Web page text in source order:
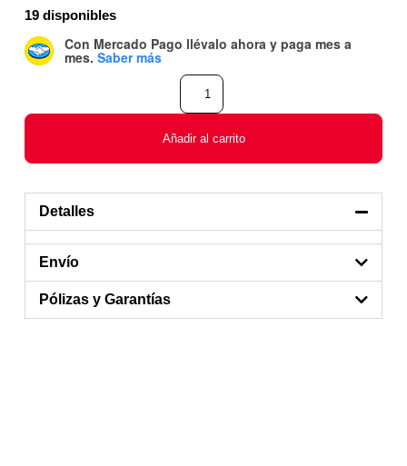
19 disponibles
Con Mercado Pago llévalo ahora y paga mes a
mes. Saber más
Añadir al carrito
Detalles
Envío
Pólizas y Garantías